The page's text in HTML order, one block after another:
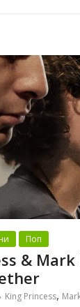
Поп
&
King Princess,